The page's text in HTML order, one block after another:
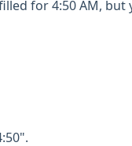
for 4:50 AM,